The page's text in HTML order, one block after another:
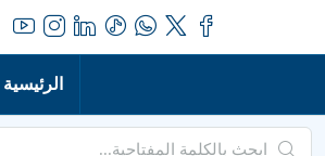
الرئيسية